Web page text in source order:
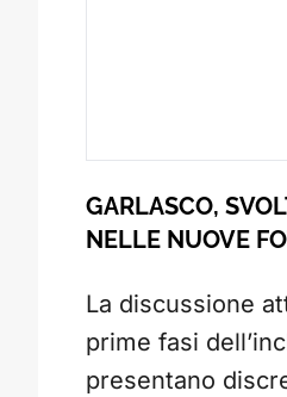
GARLASCO,
NELLE NUOVE
La discussione
prime fasi
presentano